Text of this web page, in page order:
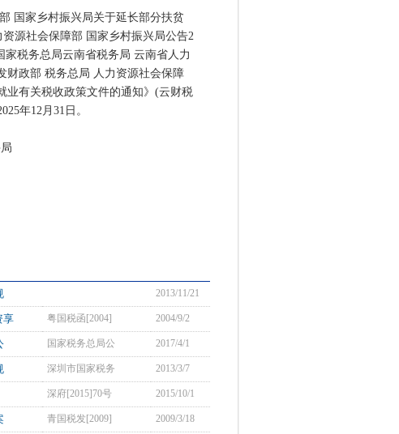
国家乡村振兴局关于延长部分扶贫
源社会保障部 国家乡村振兴局公告2
税务总局云南省税务局 云南省人力
财政部 税务总局 人力资源社会保障
业有关税收政策文件的通知》(云财税
年12月31日。
2013/11/21
享 粤国税函[2004] 2004/9/2
国家税务总局公 2017/4/1
深圳市国家税务 2013/3/7
深府[2015]70号 2015/10/1
青国税发[2009] 2009/3/18